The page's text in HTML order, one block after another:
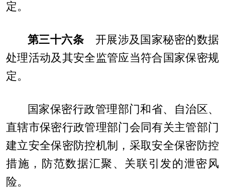
定。
第三十六条 开展涉及国家秘密的数据
处理活动及其安全监管应当符合国家保密规
定。
国家保密行政管理部门和省、自治区、
直辖市保密行政管理部门会同有关主管部门
建立安全保密防控机制，采取安全保密防控
措施，防范数据汇聚、关联引发的泄密风
险。